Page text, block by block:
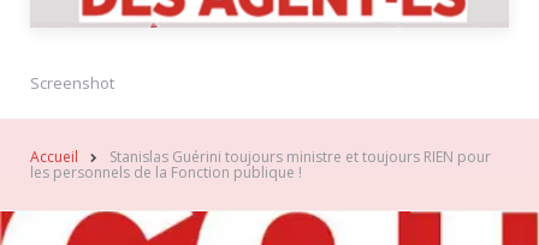
Screenshot
Accueil Stanislas Guérini toujours ministre et toujours RIEN pour
les personnels de la Fonction publique !